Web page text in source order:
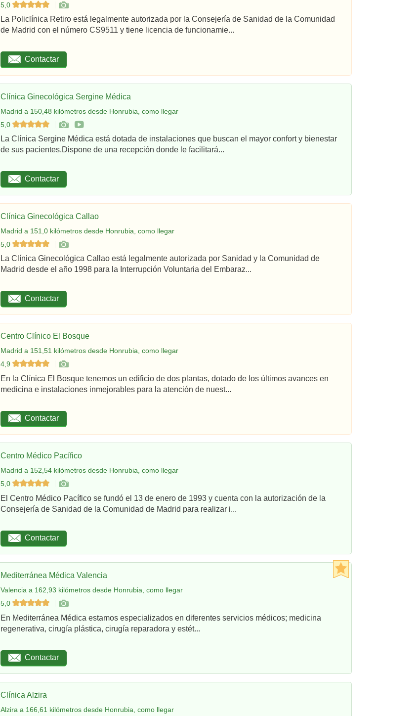
5,0
La Policlínica Retiro está legalmente autorizada por la Consejería de Sanidad de la Comunidad
de Madrid con el número CS9511 y tiene licencia de funcionamie...
Contactar
Clínica Ginecológica Sergine Médica
Madrid a 150,48 kilómetros desde Honrubia, como llegar
5,0
La Clínica Sergine Médica está dotada de instalaciones que buscan el mayor confort y bienestar
de sus pacientes.Dispone de una recepción donde le facilitará...
Contactar
Clínica Ginecológica Callao
Madrid a 151,0 kilómetros desde Honrubia, como llegar
5,0
La Clínica Ginecológica Callao está legalmente autorizada por Sanidad y la Comunidad de
Madrid desde el año 1998 para la Interrupción Voluntaria del Embaraz...
Contactar
Centro Clínico El Bosque
Madrid a 151,51 kilómetros desde Honrubia, como llegar
4,9
En la Clínica El Bosque tenemos un edificio de dos plantas, dotado de los últimos avances en
medicina e instalaciones inmejorables para la atención de nuest...
Contactar
Centro Médico Pacífico
Madrid a 152,54 kilómetros desde Honrubia, como llegar
5,0
El Centro Médico Pacífico se fundó el 13 de enero de 1993 y cuenta con la autorización de la
Consejería de Sanidad de la Comunidad de Madrid para realizar i...
Contactar
Mediterránea Médica Valencia
Valencia a 162,93 kilómetros desde Honrubia, como llegar
5,0
En Mediterránea Médica estamos especializados en diferentes servicios médicos; medicina
regenerativa, cirugía plástica, cirugía reparadora y estét...
Contactar
Clínica Alzira
Alzira a 166,61 kilómetros desde Honrubia, como llegar